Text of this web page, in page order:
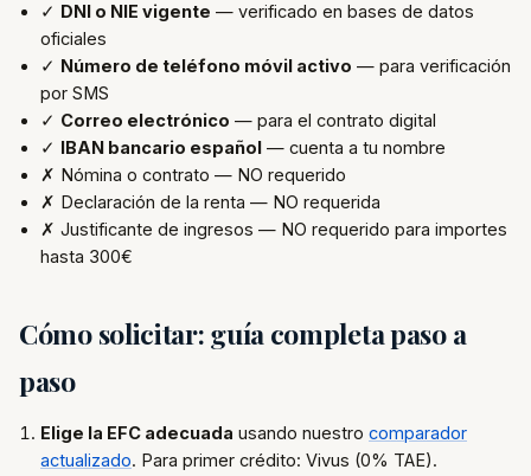
✓ DNI o NIE vigente — verificado en bases de datos
oficiales
✓ Número de teléfono móvil activo — para verificación
por SMS
✓ Correo electrónico — para el contrato digital
✓ IBAN bancario español — cuenta a tu nombre
✗ Nómina o contrato — NO requerido
✗ Declaración de la renta — NO requerida
✗ Justificante de ingresos — NO requerido para importes
hasta 300€
Cómo solicitar: guía completa paso a
paso
Elige la EFC adecuada usando nuestro comparador
actualizado. Para primer crédito: Vivus (0% TAE).